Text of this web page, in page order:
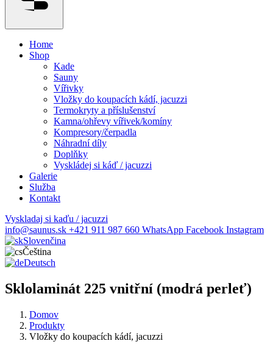
Home
Shop
Kade
Sauny
Vířivky
Vložky do koupacích kádí, jacuzzi
Termokryty a příslušenství
Kamna/ohřevy vířivek/komíny
Kompresory/čerpadla
Náhradní díly
Doplňky
Vyskládej si káď / jacuzzi
Galerie
Služba
Kontakt
Vyskladaj si kaďu / jacuzzi
info@saunus.sk +421 911 987 660 WhatsApp Facebook Instagram
Slovenčina
Čeština
Deutsch
Sklolaminát 225 vnitřní (modrá perleť)
Domov
Produkty
Vložky do koupacích kádí, jacuzzi